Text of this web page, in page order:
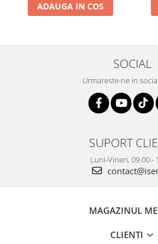
ADAUGA IN COS
SOCIAL
Urmareste-ne in
SUPORT
Luni-Vineri, 09.00 -
MAGAZINUL
CLIENTI